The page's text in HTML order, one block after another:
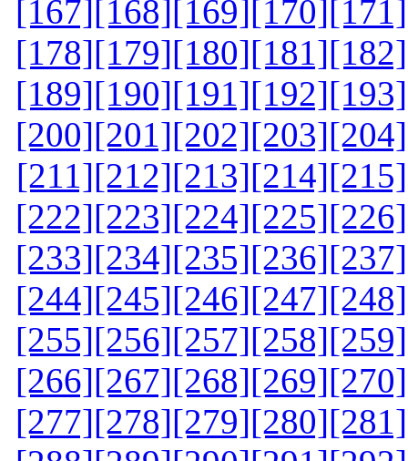
[167][168][169][170][171]
[178][179][180][181][182]
[189][190][191][192][193]
[200][201][202][203][204]
[211][212][213][214][215]
[222][223][224][225][226]
[233][234][235][236][237]
[244][245][246][247][248]
[255][256][257][258][259]
[266][267][268][269][270]
[277][278][279][280][281]